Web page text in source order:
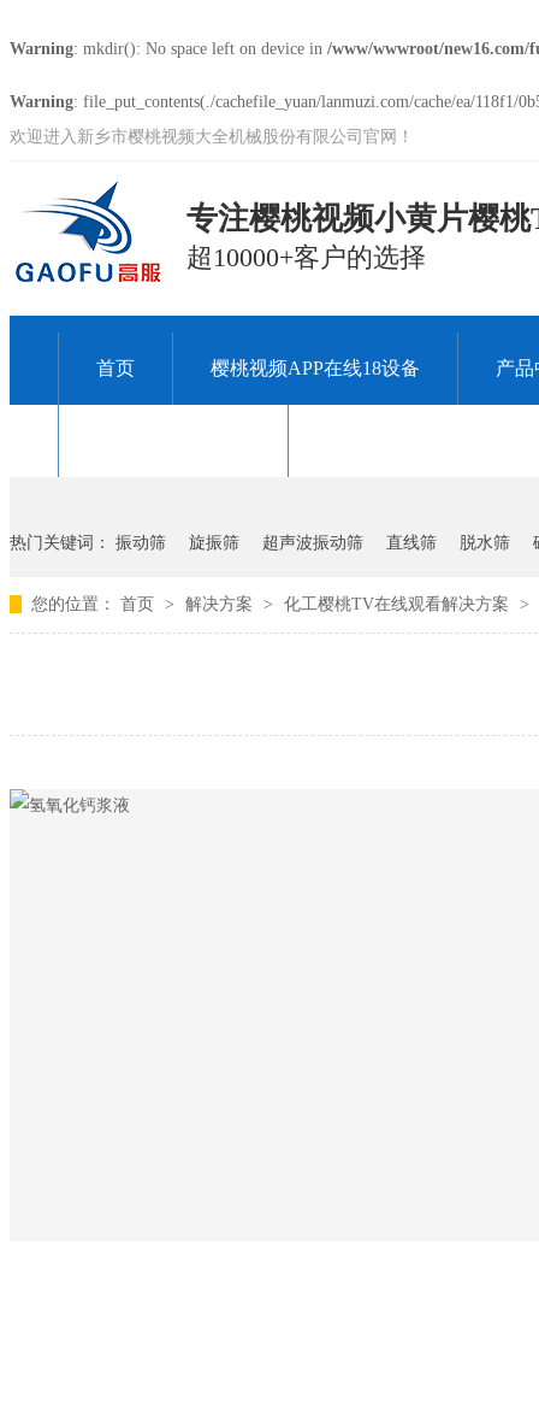
Warning: mkdir(): No space left on device in /www/wwwroot/new16.com/
Warning: file_put_contents(./cachefile_yuan/lanmuzi.com/cache/ea/
欢迎进入新乡市樱桃视频大全机械股份有限公司官网！
专注樱桃视频小黄片樱
超10000+客户的选择
首页 樱桃视频APP在线18设备 产品
热门关键词： 振动筛 旋振筛 超声波振动筛 直线筛 脱水筛
您的位置： 首页 > 解决方案 > 化工樱桃TV在线观看解决方案 >